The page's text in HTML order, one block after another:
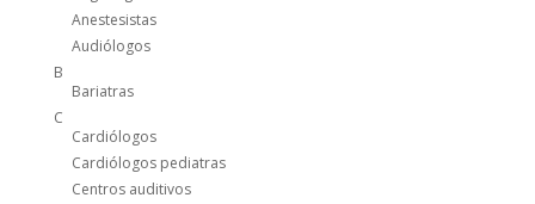
Anestesistas
Audiólogos
B
Bariatras
C
Cardiólogos
Cardiólogos pediatras
Centros auditivos